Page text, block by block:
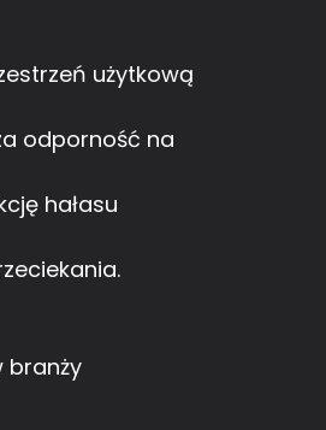
użytkową
odporność na
hałasu
branży